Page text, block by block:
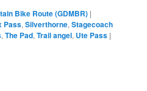
Bike Route (GDMBR) |
Pass,Silverthorne,Stagecoach
,The Pad,Trail angel, Ute Pass |